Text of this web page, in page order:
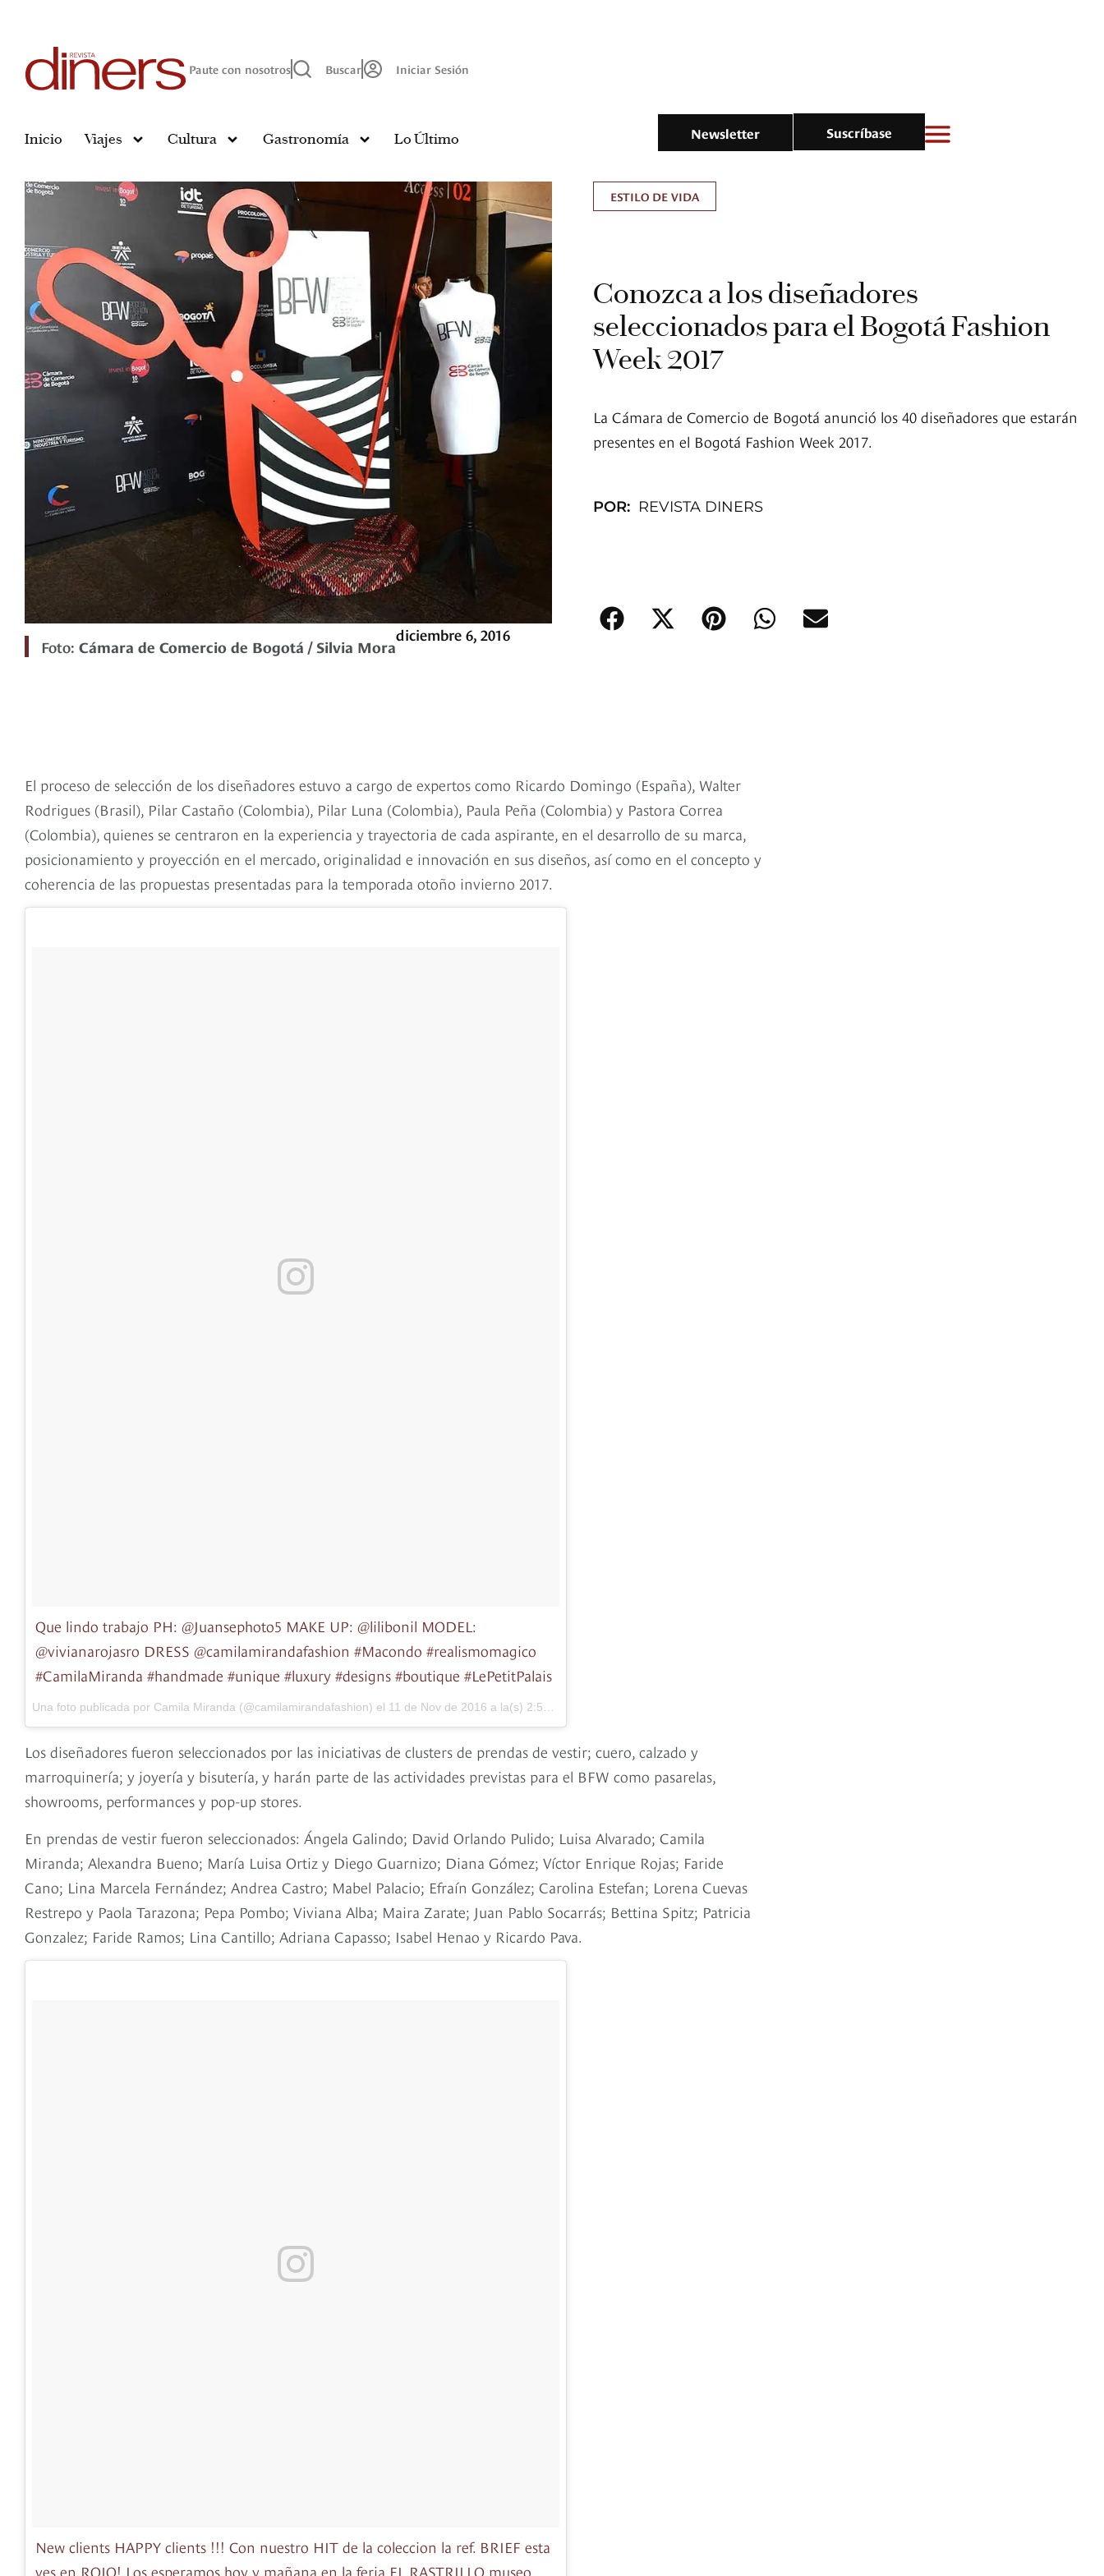
Paute con nosotros Buscar Iniciar Sesión
Inicio Viajes Cultura Gastronomía Lo Último Newsletter Suscríbase
Foto: Cámara de Comercio de Bogotá / Silvia Mora
diciembre 6, 2016
ESTILO DE VIDA
Conozca a los diseñadores
seleccionados para el Bogotá Fashion
Week 2017
La Cámara de Comercio de Bogotá anunció los 40 diseñadores que estarán
presentes en el Bogotá Fashion Week 2017.
POR: REVISTA DINERS
El proceso de selección de los diseñadores estuvo a cargo de expertos como Ricardo Domingo (España), Walter
Rodrigues (Brasil), Pilar Castaño (Colombia), Pilar Luna (Colombia), Paula Peña (Colombia) y Pastora Correa
(Colombia), quienes se centraron en la experiencia y trayectoria de cada aspirante, en el desarrollo de su marca,
posicionamiento y proyección en el mercado, originalidad e innovación en sus diseños, así como en el concepto y
coherencia de las propuestas presentadas para la temporada otoño invierno 2017.
Que lindo trabajo PH: @Juansephoto5 MAKE UP: @lilibonil MODEL:
@vivianarojasro DRESS @camilamirandafashion #Macondo #realismomagico
#CamilaMiranda #handmade #unique #luxury #designs #boutique #LePetitPalais
Una foto publicada por Camila Miranda (@camilamirandafashion) el 11 de Nov de 2016 a la(s) 2:52 PST
Los diseñadores fueron seleccionados por las iniciativas de clusters de prendas de vestir; cuero, calzado y
marroquinería; y joyería y bisutería, y harán parte de las actividades previstas para el BFW como pasarelas,
showrooms, performances y pop-up stores.
En prendas de vestir fueron seleccionados: Ángela Galindo; David Orlando Pulido; Luisa Alvarado; Camila
Miranda; Alexandra Bueno; María Luisa Ortiz y Diego Guarnizo; Diana Gómez; Víctor Enrique Rojas; Faride
Cano; Lina Marcela Fernández; Andrea Castro; Mabel Palacio; Efraín González; Carolina Estefan; Lorena Cuevas
Restrepo y Paola Tarazona; Pepa Pombo; Viviana Alba; Maira Zarate; Juan Pablo Socarrás; Bettina Spitz; Patricia
Gonzalez; Faride Ramos; Lina Cantillo; Adriana Capasso; Isabel Henao y Ricardo Pava.
New clients HAPPY clients !!! Con nuestro HIT de la coleccion la ref. BRIEF esta
ves en ROJO! Los esperamos hoy y mañana en la feria EL RASTRILLO museo